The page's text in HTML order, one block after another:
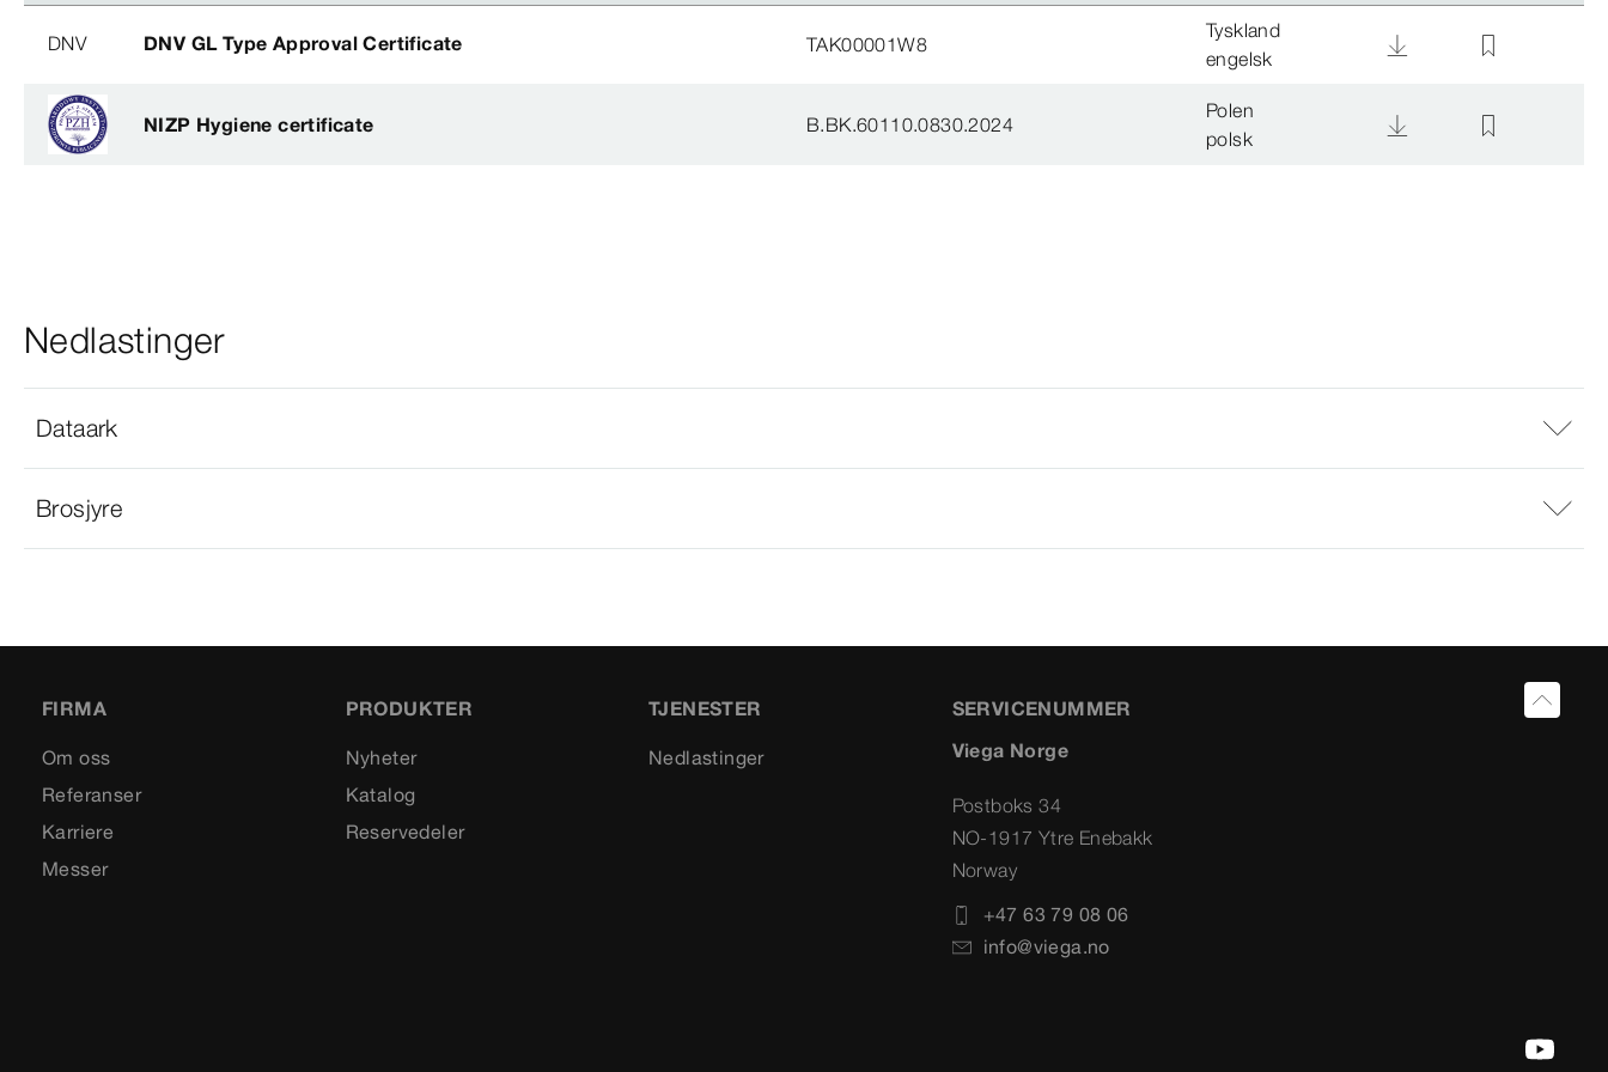
DNV DNV GL Type Approval Certificate TAK00001W8
Tyskland
engelsk
NIZP Hygiene certificate B.BK.60110.0830.2024
Polen
polsk
Nedlastinger
Dataark
Brosjyre
FIRMA
Om oss
Referanser
Karriere
Messer
PRODUKTER
Nyheter
Katalog
Reservedeler
TJENESTER
Nedlastinger
SERVICENUMMER
Viega Norge
Postboks 34
NO-1917 Ytre Enebakk
Norway
+47 63 79 08 06
info@viega.no